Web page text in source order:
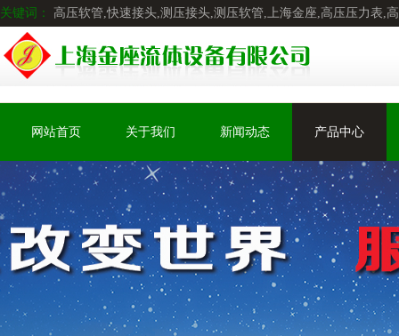
关键词： 高压软管,快速接头,测压接头,测压软管,上海金座,高压压力表,
网站首页 关于我们 新闻动态 产品中心